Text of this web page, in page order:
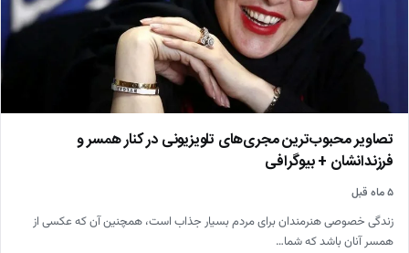
تصاویر محبوب‌ترین مجری‌های تلویزیونی در کنار همسر و
فرزندانشان + بیوگرافی
۵ ماه قبل
زندگی خصوصی هنرمندان برای مردم بسیار جذاب است، همچنین آن که عکسی از
همسر آنان باشد که شما…